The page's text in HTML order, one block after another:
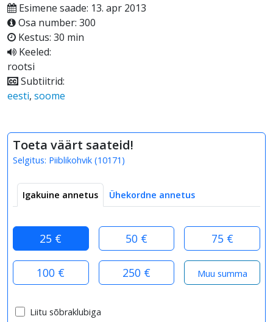
Esimene saade: 13. apr 2013
Osa number: 300
Kestus: 30 min
Keeled:
rootsi
Subtiitrid:
eesti, soome
Toeta väärt saateid!
Selgitus: Piiblikohvik (10171 )
Igakuine annetus Ühekordne annetus
25 € 50 € 75 €
100 € 250 €
Liitu sõbraklubiga